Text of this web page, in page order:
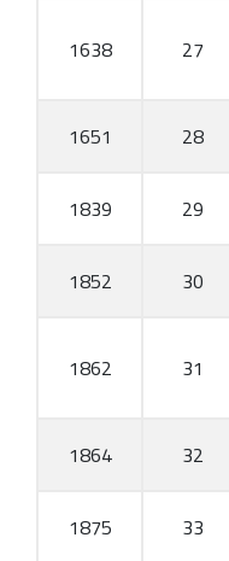
27
1638
28
1651
29
1839
30
1852
31
1862
32
1864
33
1875